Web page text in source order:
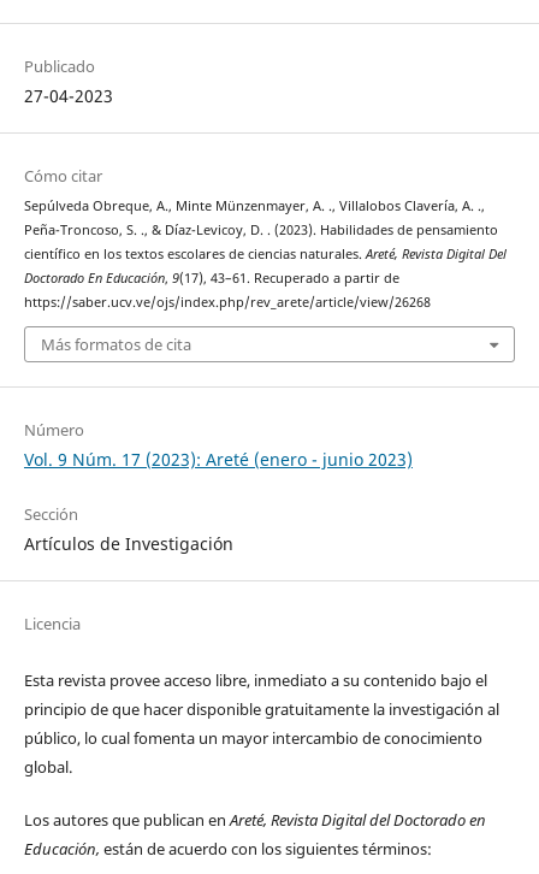
Publicado
27-04-2023
Cómo citar
Sepúlveda Obreque, A., Minte Münzenmayer, A. ., Villalobos Clavería, A. .,
Peña-Troncoso, S. ., & Díaz-Levicoy, D. . (2023). Habilidades de pensamiento
científico en los textos escolares de ciencias naturales. Areté, Revista Digital Del
Doctorado En Educación, 9(17), 43–61. Recuperado a partir de
https://saber.ucv.ve/ojs/index.php/rev_arete/article/view/26268
Más formatos de cita
Número
Vol. 9 Núm. 17 (2023): Areté (enero - junio 2023)
Sección
Artículos de Investigación
Licencia
Esta revista provee acceso libre, inmediato a su contenido bajo el
principio de que hacer disponible gratuitamente la investigación al
público, lo cual fomenta un mayor intercambio de conocimiento
global.
Los autores que publican enAreté, Revista Digital del Doctorado en
Educación, están de acuerdo con los siguientes términos: